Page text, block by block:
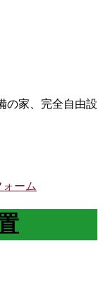
の家、完全自由設